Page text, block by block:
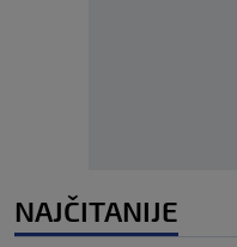
NAJČITANIJE